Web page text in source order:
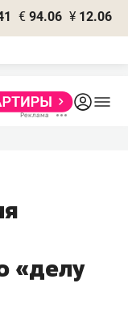
€ 94.06 ¥ 12.06
«делу